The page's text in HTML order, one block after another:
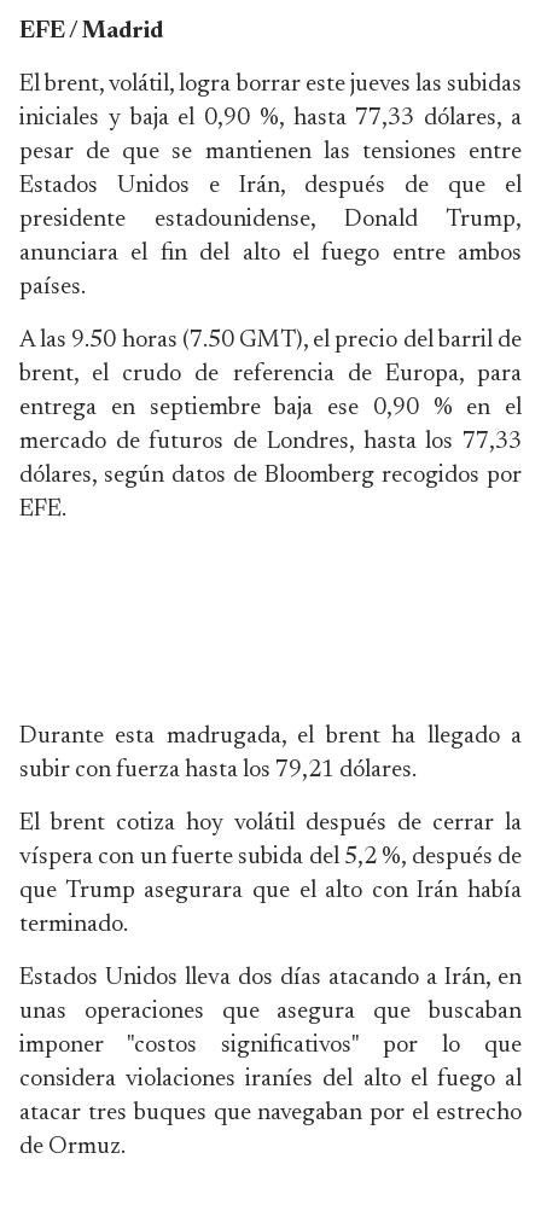
EFE / Madrid
El brent, volátil, logra borrar este jueves las subidas
iniciales y baja el 0,90 %, hasta 77,33 dólares, a
pesar de que se mantienen las tensiones entre
Estados Unidos e Irán, después de que el
presidente estadounidense, Donald Trump,
anunciara el fin del alto el fuego entre ambos
países.
A las 9.50 horas (7.50 GMT), el precio del barril de
brent, el crudo de referencia de Europa, para
entrega en septiembre baja ese 0,90 % en el
mercado de futuros de Londres, hasta los 77,33
dólares, según datos de Bloomberg recogidos por
EFE.
Durante esta madrugada, el brent ha llegado a
subir con fuerza hasta los 79,21 dólares.
El brent cotiza hoy volátil después de cerrar la
víspera con un fuerte subida del 5,2 %, después de
que Trump asegurara que el alto con Irán había
terminado.
Estados Unidos lleva dos días atacando a Irán, en
unas operaciones que asegura que buscaban
imponer "costos significativos" por lo que
considera violaciones iraníes del alto el fuego al
atacar tres buques que navegaban por el estrecho
de Ormuz.